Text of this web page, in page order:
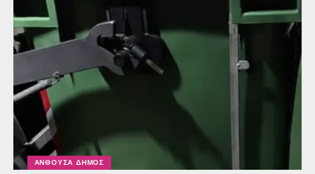
ΑΝΘΟΎΣΑ ΔΉΜΟΣ